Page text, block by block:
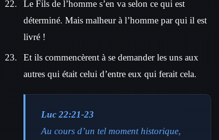
Le Fils de l’homme s’en va selon ce qui est
déterminé. Mais malheur à l’homme par qui il est
livré !
Et ils commencèrent à se demander les uns aux
autres qui était celui d’entre eux qui ferait cela.
Luc 22:21-23
Au cours d’un tel moment historique,